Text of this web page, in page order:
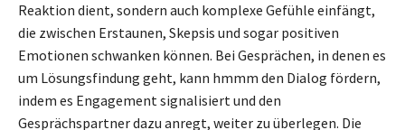
Reaktion dient, sondern auch komplexe Gefühle einfängt,
die zwischen Erstaunen, Skepsis und sogar positiven
Emotionen schwanken können. Bei Gesprächen, in denen es
um Lösungsfindung geht, kann hmmm den Dialog fördern,
indem es Engagement signalisiert und den
Gesprächspartner dazu anregt, weiter zu überlegen. Die